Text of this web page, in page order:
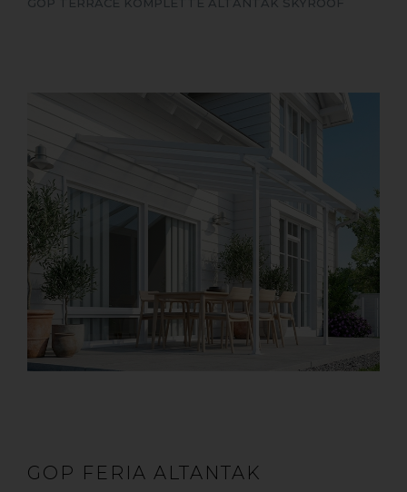
GOP TERRACE KOMPLETTE ALTANTAK SKYROOF
GOP FERIA ALTANTAK